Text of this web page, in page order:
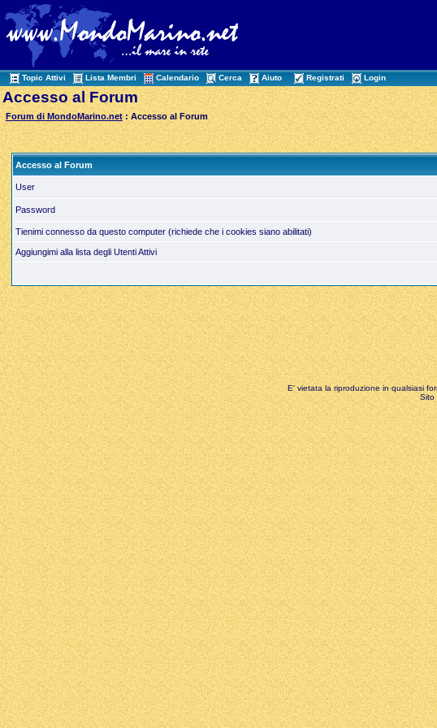
Topic Attivi Lista Membri Calendario Cerca Aiuto Registrati Login
Accesso al Forum
Forum di MondoMarino.net : Accesso al Forum
Accesso al Forum
User
Password
Tienimi connesso da questo computer (richiede che i cookies siano abilitati)
Aggiungimi alla lista degli Utenti Attivi
E' vietata la riproduzione in qualsiasi
Sito